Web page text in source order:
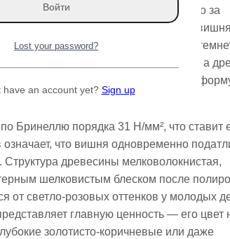
не столько за урожай, сколько за
для мебели с характером, вишня
тон и способность со временем
Это не просто стройматериал, а
достаточно плотна, чтобы держать
Бринеллю порядка 31 Н/мм², что
что вишня одновременно
древесины мелковолокнистая,
шелковистым блеском после
от светло-розовых оттенков у молодых
главную ценность — его цвет
золотисто-коричневые или даже
Lost your password?
have an account yet? Sign up